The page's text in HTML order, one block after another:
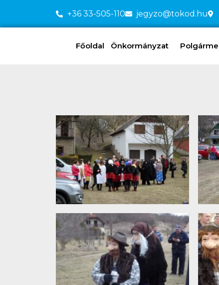
+36 33-505-110 jegyzo@tokod.hu
Főoldal Önkormányzat